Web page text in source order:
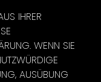
IHRER
WENN SIE
AUSÜBUNG